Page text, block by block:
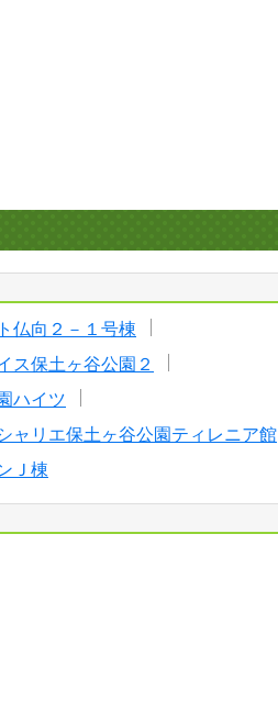
仏向２－１号棟
ス保土ヶ谷公園２
ハイツ
ャリエ保土ヶ谷公園ティレニア館
Ｊ棟